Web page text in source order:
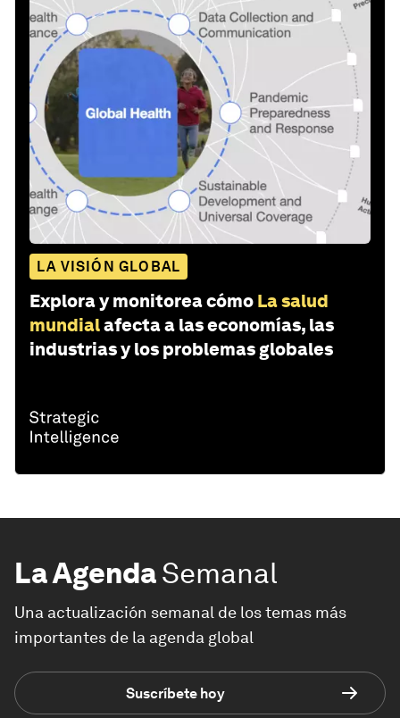
LA VISIÓN GLOBAL
Explora y monitorea cómo La salud
mundialafecta a las economías, las
industrias y los problemas globales
La AgendaSemanal
Una actualización semanal de los temas más
importantes de la agenda global
Suscríbete hoy